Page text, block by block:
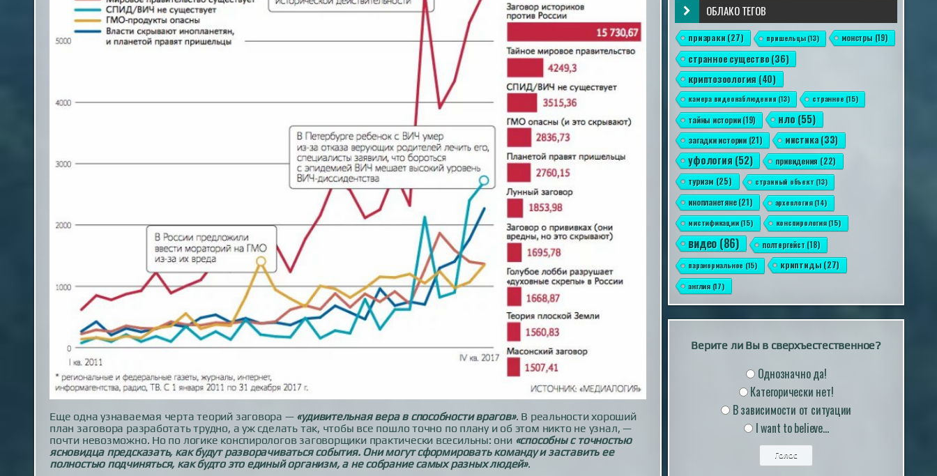
Еще одна узнаваемая черта теорий заговора — «удивительная вера в способности врагов». В реальности хороший
план заговора разработать трудно, а уж сделать так, чтобы все пошло точно по плану и об этом никто не узнал, —
почти невозможно. Но по логике конспирологов заговорщики практически всесильны: они «способны с точностью
ясновидца предсказать, как будут разворачиваться события. Они могут сформировать команду и заставить ее
полностью подчиняться, как будто это единый организм, а не собрание самых разных людей».
ОБЛАКО ТЕГОВ
призраки(27) пришельцы(13) монстры(19)
странное существо(36)
криптозоология (40)
камера видеонаблюдения(13) странное(15)
тайны истории(19) нло(55)
загадки истории(21) мистика(33)
уфология(52) привидения (22)
туризм(25) странный объект(13)
инопланетяне(21) археология(14)
мистификации(15) конспирология(15)
видео(86) полтергейст(18)
паранормальное (15) криптиды(27)
англия(17)
Верите ли Вы в сверхъестественное?
Однозначно да!
Категорически нет!
В зависимости от ситуации
I want to believe...